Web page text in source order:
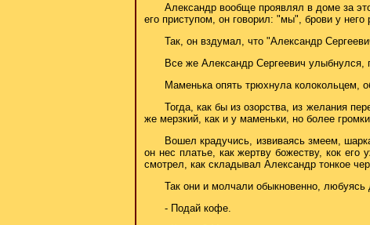
Александр вообще проявлял в доме за
его приступом, он говорил: "мы", брови у
Так, он вздумал, что "Александр
Все же Александр Сергеевич улыбнулся,
Маменька опять трюхнула колокольцем,
Тогда, как бы из озорства, из желания
же мерзкий, как и у маменьки, но более
Вошел крадучись, извиваясь змеем,
он нес платье, как жертву божеству, кок
смотрел, как складывал Александр тонкое
Так они и молчали обыкновенно, любуясь
- Подай кофе.